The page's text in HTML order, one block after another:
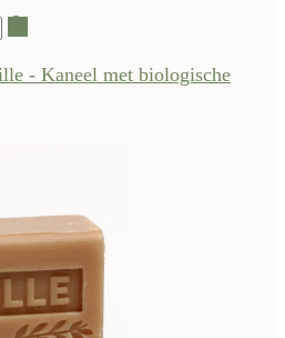
- Kaneel met biologische